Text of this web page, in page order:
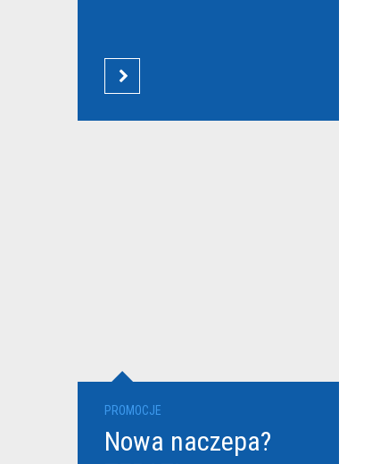
CZYTAJ WIĘCEJ
PROMOCJE
Nowa naczepa?